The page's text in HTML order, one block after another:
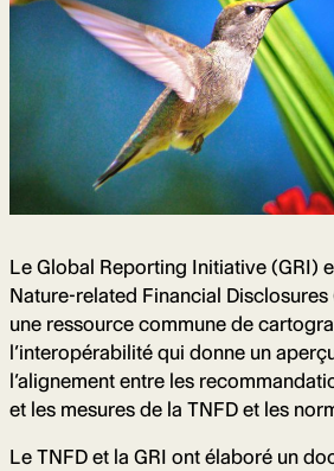
Le Global Reporting Initiative (GRI)
Nature-related Financial
une ressource commune de
l’interopérabilité qui donne un
l’alignement entre les
et les mesures de la TNFD et les
Le TNFD et la GRI ont élaboré un